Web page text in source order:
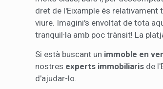
dret de l'Eixample és relativament
viure. Imagini's envoltat de tota
tranquil·la amb poc trànsit! La
Si està buscant un immoble en
nostres experts immobiliaris de
d'ajudar-lo.